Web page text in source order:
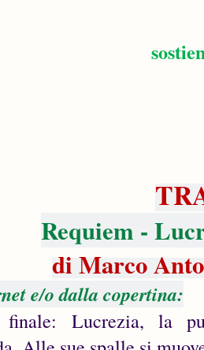
Requiem -
di Marco
e/o dalla copertina:
finale: Lucrezia, la